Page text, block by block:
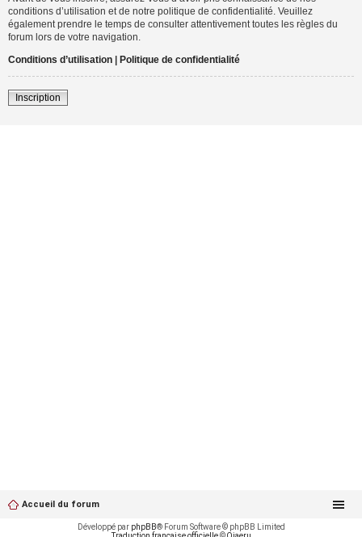
conditions d’utilisation et de notre politique de confidentialité. Veuillez
également prendre le temps de consulter attentivement toutes les règles du
forum lors de votre navigation.
Conditions d’utilisation | Politique de confidentialité
Inscription
Accueil du forum
Développé par phpBB® Forum Software © phpBB Limited